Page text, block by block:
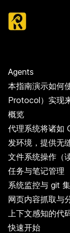
Agents
本指南演示如何
Protocol）实现
概览
代理系统将诸如
发环境，提供无
文件系统操作（
任务与笔记管理
系统监控与 git
网页内容抓取与
上下文感知的代
快速开始